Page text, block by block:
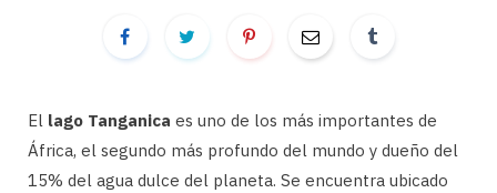
El lago Tanganica es uno de los más importantes de
África, el segundo más profundo del mundo y dueño del
15% del agua dulce del planeta. Se encuentra ubicado